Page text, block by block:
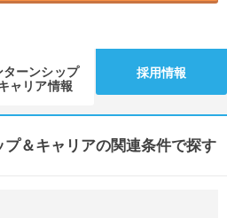
ターンシップ
ャリア情報
採用情報
プ＆キャリアの関連条件で探す